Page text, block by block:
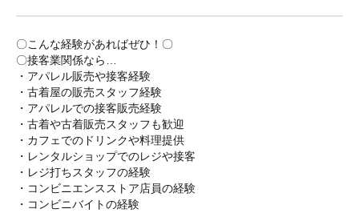
〇こんな経験があればぜひ！〇
〇接客業関係なら…
・アパレル販売や接客経験
・古着屋の販売スタッフ経験
・アパレルでの接客販売経験
・古着や古着販売スタッフも歓迎
・カフェでのドリンクや料理提供
・レンタルショップでのレジや接客
・レジ打ちスタッフの経験
・コンビニエンスストア店員の経験
・コンビニバイトの経験